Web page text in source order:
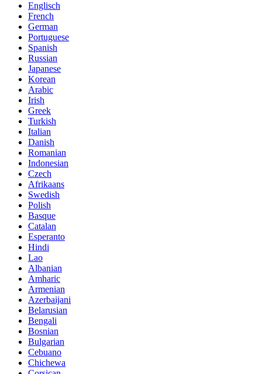
Englisch
French
German
Portuguese
Spanish
Russian
Japanese
Korean
Arabic
Irish
Greek
Turkish
Italian
Danish
Romanian
Indonesian
Czech
Afrikaans
Swedish
Polish
Basque
Catalan
Esperanto
Hindi
Lao
Albanian
Amharic
Armenian
Azerbaijani
Belarusian
Bengali
Bosnian
Bulgarian
Cebuano
Chichewa